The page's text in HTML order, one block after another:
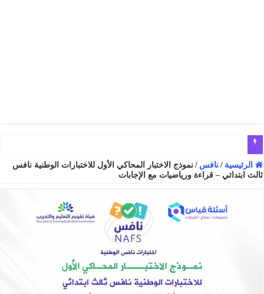
الرئيسية / نافس / نموذج الاختبار المحاكي الأول للاختبارات الوطنية نافس
ثالث ابتدائي – قراءة ورياضيات مع الإجابات